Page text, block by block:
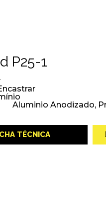
P25-1
Aluminio Anodizado,
TÉCNICA